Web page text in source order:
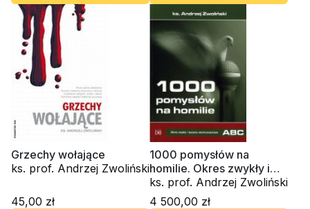
Grzechy wołające
ks. prof. Andrzej Zwoliński
45,00 zł
1000 pomysłów na
homilie. Okres zwykły i
kazania okolicznościowe
A - B - C
ks. prof. Andrzej Zwoliński
4 500,00 zł